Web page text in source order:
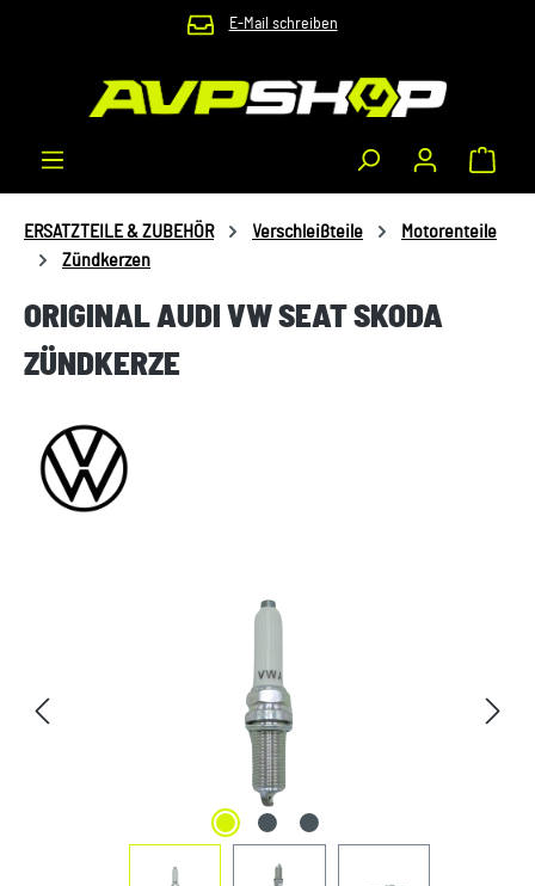
Zum Hauptinhalt springen E-Mail schreiben
ERSATZTEILE & ZUBEHÖR Verschleißteile
Motorenteile
Zündkerzen
ORIGINAL AUDI VW SEAT SKODA
ZÜNDKERZE